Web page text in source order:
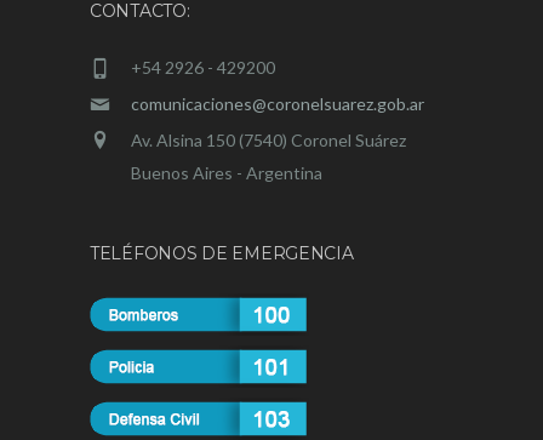
CONTACTO:
+54 2926 - 429200
comunicaciones@coronelsuarez.gob.ar
Av. Alsina 150 (7540) Coronel Suárez
Buenos Aires - Argentina
TELÉFONOS DE EMERGENCIA